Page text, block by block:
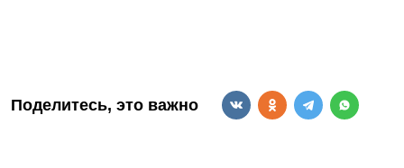
Поделитесь, это важно